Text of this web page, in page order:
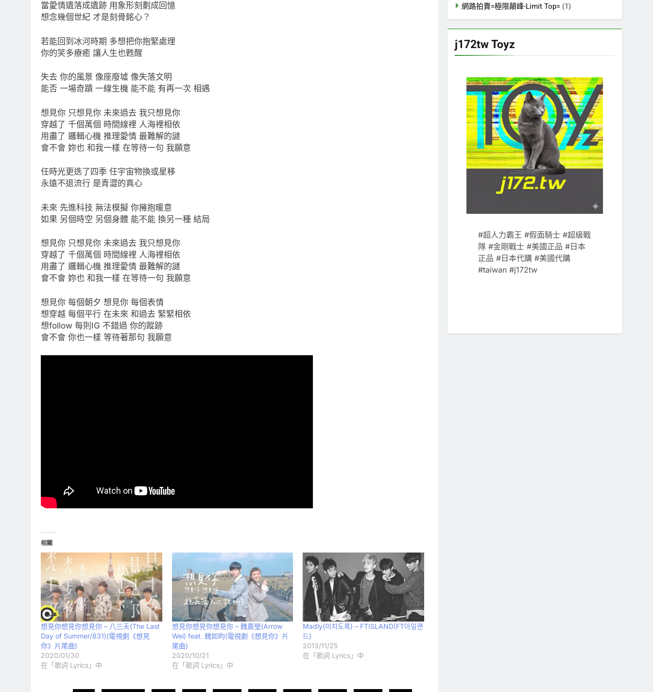
當愛情遺落成遺跡 用象形刻劃成回憶
想念幾個世紀 才是刻骨銘心？
若能回到冰河時期 多想把你抱緊處理
你的笑多療癒 讓人生也甦醒
失去 你的風景 像座廢墟 像失落文明
能否 一場奇蹟 一線生機 能不能 有再一次 相遇
想見你 只想見你 未來過去 我只想見你
穿越了 千個萬個 時間線裡 人海裡相依
用盡了 邏輯心機 推理愛情 最難解的謎
會不會 妳也 和我一樣 在等待一句 我願意
任時光更迭了四季 任宇宙物換或星移
永遠不退流行 是青澀的真心
未來 先進科技 無法模擬 你擁抱暖意
如果 另個時空 另個身體 能不能 換另一種 結局
想見你 只想見你 未來過去 我只想見你
穿越了 千個萬個 時間線裡 人海裡相依
用盡了 邏輯心機 推理愛情 最難解的謎
會不會 妳也 和我一樣 在等待一句 我願意
想見你 每個朝夕 想見你 每個表情
想穿越 每個平行 在未來 和過去 緊緊相依
想follow 每則IG 不錯過 你的蹤跡
會不會 你也一樣 等待著那句 我願意
相關
想見你想見你想見你 – 八三夭(The Last
Day of Summer/831)(電視劇《想見
你》片尾曲)
2020/01/30
在「歌詞 Lyrics」中
想見你想見你想見你 – 魏嘉瑩(Arrow
Wei) feat. 魏如昀(電視劇《想見你》片
尾曲)
2020/10/21
在「歌詞 Lyrics」中
Madly(미치도록) – FTISLAND(FT아일랜
드)
2013/11/25
在「歌詞 Lyrics」中
網路拍賣=極限顛峰-Limit Top= (1)
j172tw Toyz
#超人力霸王 #假面騎士 #超級戰
隊 #金剛戰士 #美國正品 #日本
正品 #日本代購 #美國代購
#taiwan #j172tw